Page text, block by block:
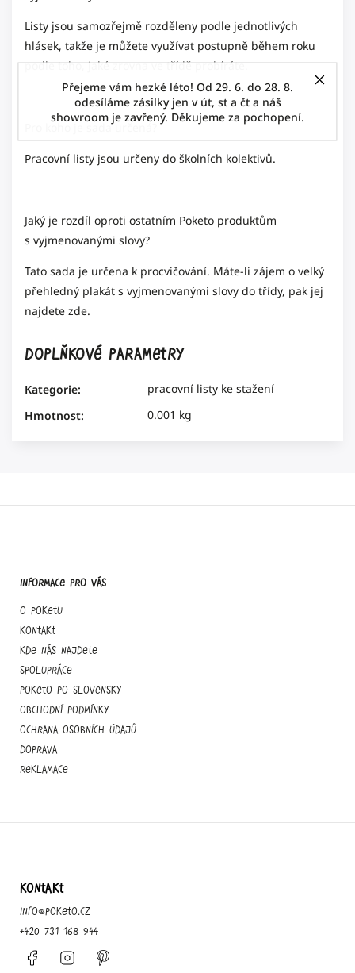
Přejeme vám hezké léto! Od 29. 6. do 28. 8.
odesíláme zásilky jen v út, st a čt a náš
showroom je zavřený. Děkujeme za pochopení.
Listy jsou samozřejmě rozděleny podle jednotlivých
hlásek, takže je můžete využívat postupně během roku
podle toho, jaké zrovna ve třídě probíráte.
Pro koho je sada určená?
Pracovní listy jsou určeny do školních kolektivů.
Jaký je rozdíl oproti ostatním Poketo produktům
s vyjmenovanými slovy?
Tato sada je určena k procvičování. Máte-li zájem o velký
přehledný plakát s vyjmenovanými slovy do třídy, pak jej
najdete zde.
Doplňkové parametry
Kategorie:
pracovní listy ke stažení
Hmotnost: 0.001 kg
Informace pro vás
O Poketu
Kontakt
Kde nás najdete
Spolupráce
Poketo po slovensky
Obchodní podmínky
Ochrana osobních údajů
Doprava
Reklamace
KONTAKT
info@poketo.cz
+420 731 168 944
Facebook Instagram